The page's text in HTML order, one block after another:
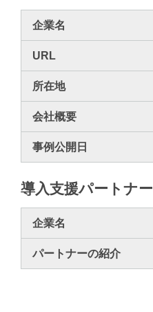
企業名
URL
所在地
会社概要
事例公開日
導入支援パートナー
企業名
パートナーの紹介